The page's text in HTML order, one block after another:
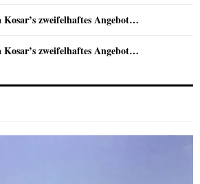
Kosar’s zweifelhaftes Angebot…
Kosar’s zweifelhaftes Angebot…